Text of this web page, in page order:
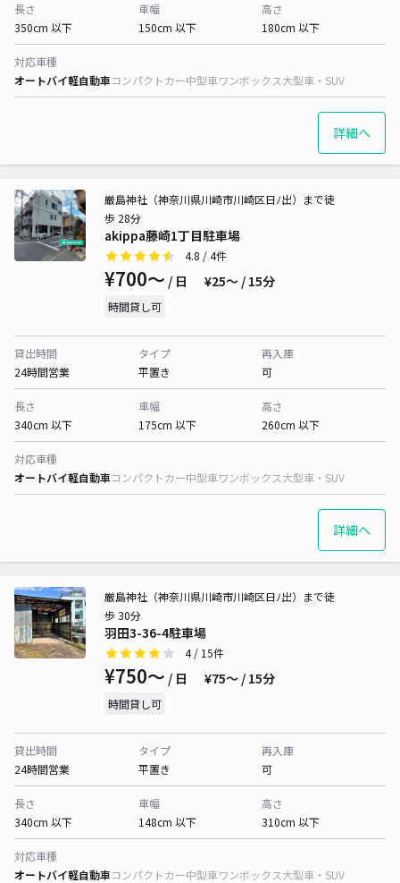
長さ
350cm 以下
車幅
150cm 以下
高さ
180cm 以下
対応車種
オートバイ軽自動車コンパクトカー中型車ワンボックス大型車・SUV
詳細へ
akippa藤崎1丁目駐車場
厳島神社（神奈川県川崎市川崎区日ﾉ出）まで徒
歩 28分
4.8 / 4件
¥700〜 / 日 ¥25〜 / 15分
時間貸し可
貸出時間
24時間営業
タイプ
平置き
再入庫
可
長さ
340cm 以下
車幅
175cm 以下
高さ
260cm 以下
対応車種
オートバイ軽自動車コンパクトカー中型車ワンボックス大型車・SUV
詳細へ
羽田3-36-4駐車場
厳島神社（神奈川県川崎市川崎区日ﾉ出）まで徒
歩 30分
4/ 15件
¥750〜 / 日 ¥75〜 / 15分
時間貸し可
貸出時間
24時間営業
タイプ
平置き
再入庫
可
長さ
340cm 以下
車幅
148cm 以下
高さ
310cm 以下
対応車種
オートバイ軽自動車コンパクトカー中型車ワンボックス大型車・SUV